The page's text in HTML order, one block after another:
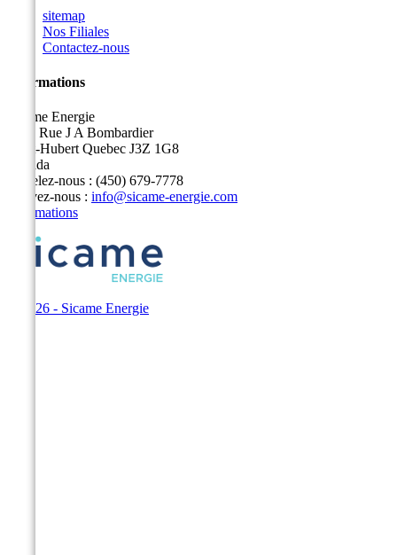
sitemap
Nos Filiales
Contactez-nous
Informations
Sicame Energie
5400 Rue J A Bombardier
Saint-Hubert Quebec J3Z 1G8
Canada
Appelez-nous : (450) 679-7778
Écrivez-nous : info@sicame-energie.com
Informations
© 2026 - Sicame Energie